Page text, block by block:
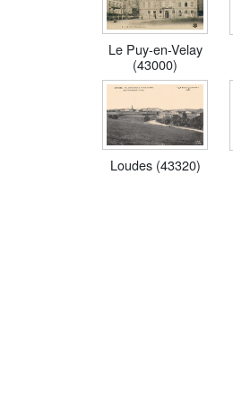
Le Puy-en-Velay
(43000)
Loudes (43320)